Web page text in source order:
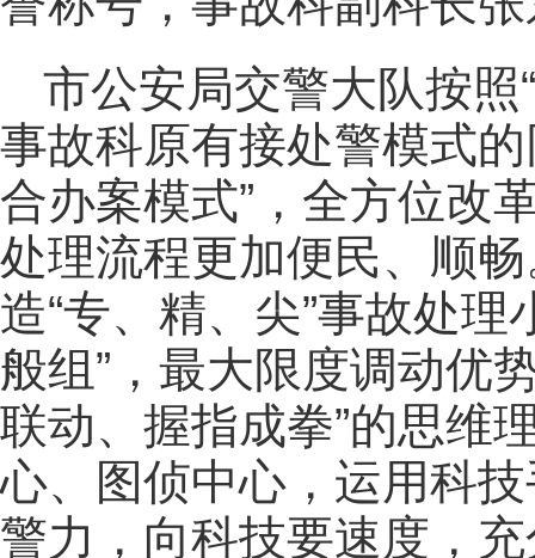
市公安局交警大队按照
事故科原有接处警模式
合办案模式”，全方位改
处理流程更加便民、顺
造“专、精、尖”事故处理
般组”，最大限度调动优
联动、握指成拳”的思维
心、图侦中心，运用科
警力，向科技要速度，